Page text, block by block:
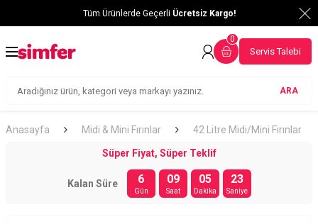
Tüm Ürünlerde Geçerli Ücretsiz Kargo!
ARA
0
Servis Talebi
Anasayfa Midi & Mini Fırınlar 42 Litre Midi/Mini Fırınlar
Süper Fiyat, Süper Teklif
Kalan Süre 6
Gün
09
Saat
05
Dakika
22
Saniye